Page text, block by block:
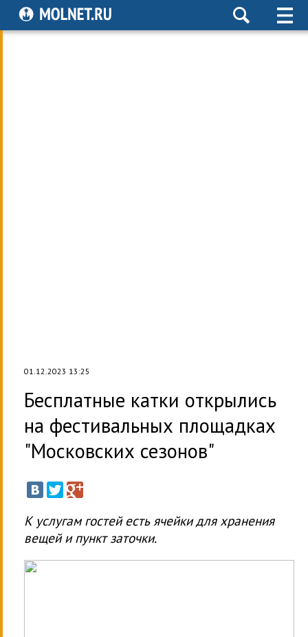
01.12.2023 13:25
Бесплатные катки открылись
на фестивальных площадках
"Московских сезонов"
К услугам гостей есть ячейки для хранения
вещей и пункт заточки.